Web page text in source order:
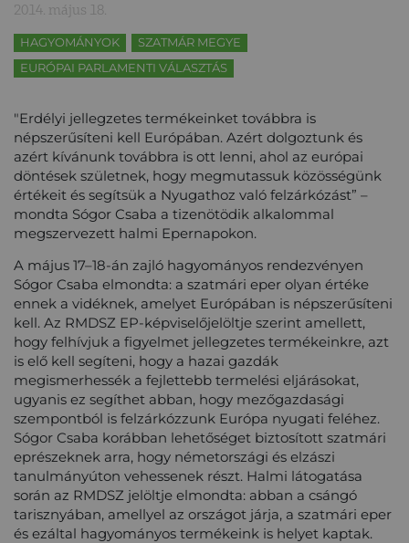
2014. május 18.
HAGYOMÁNYOK
SZATMÁR MEGYE
EURÓPAI PARLAMENTI VÁLASZTÁS
"Erdélyi jellegzetes termékeinket továbbra is
népszerűsíteni kell Európában. Azért dolgoztunk és
azért kívánunk továbbra is ott lenni, ahol az európai
döntések születnek, hogy megmutassuk közösségünk
értékeit és segítsük a Nyugathoz való felzárkózást” –
mondta Sógor Csaba a tizenötödik alkalommal
megszervezett halmi Epernapokon.
A május 17–18-án zajló hagyományos rendezvényen
Sógor Csaba elmondta: a szatmári eper olyan értéke
ennek a vidéknek, amelyet Európában is népszerűsíteni
kell. Az RMDSZ EP-képviselőjelöltje szerint amellett,
hogy felhívjuk a figyelmet jellegzetes termékeinkre, azt
is elő kell segíteni, hogy a hazai gazdák
megismerhessék a fejlettebb termelési eljárásokat,
ugyanis ez segíthet abban, hogy mezőgazdasági
szempontból is felzárkózzunk Európa nyugati feléhez.
Sógor Csaba korábban lehetőséget biztosított szatmári
eprészeknek arra, hogy németországi és elzászi
tanulmányúton vehessenek részt. Halmi látogatása
során az RMDSZ jelöltje elmondta: abban a csángó
tarisznyában, amellyel az országot járja, a szatmári eper
és ezáltal hagyományos termékeink is helyet kaptak.